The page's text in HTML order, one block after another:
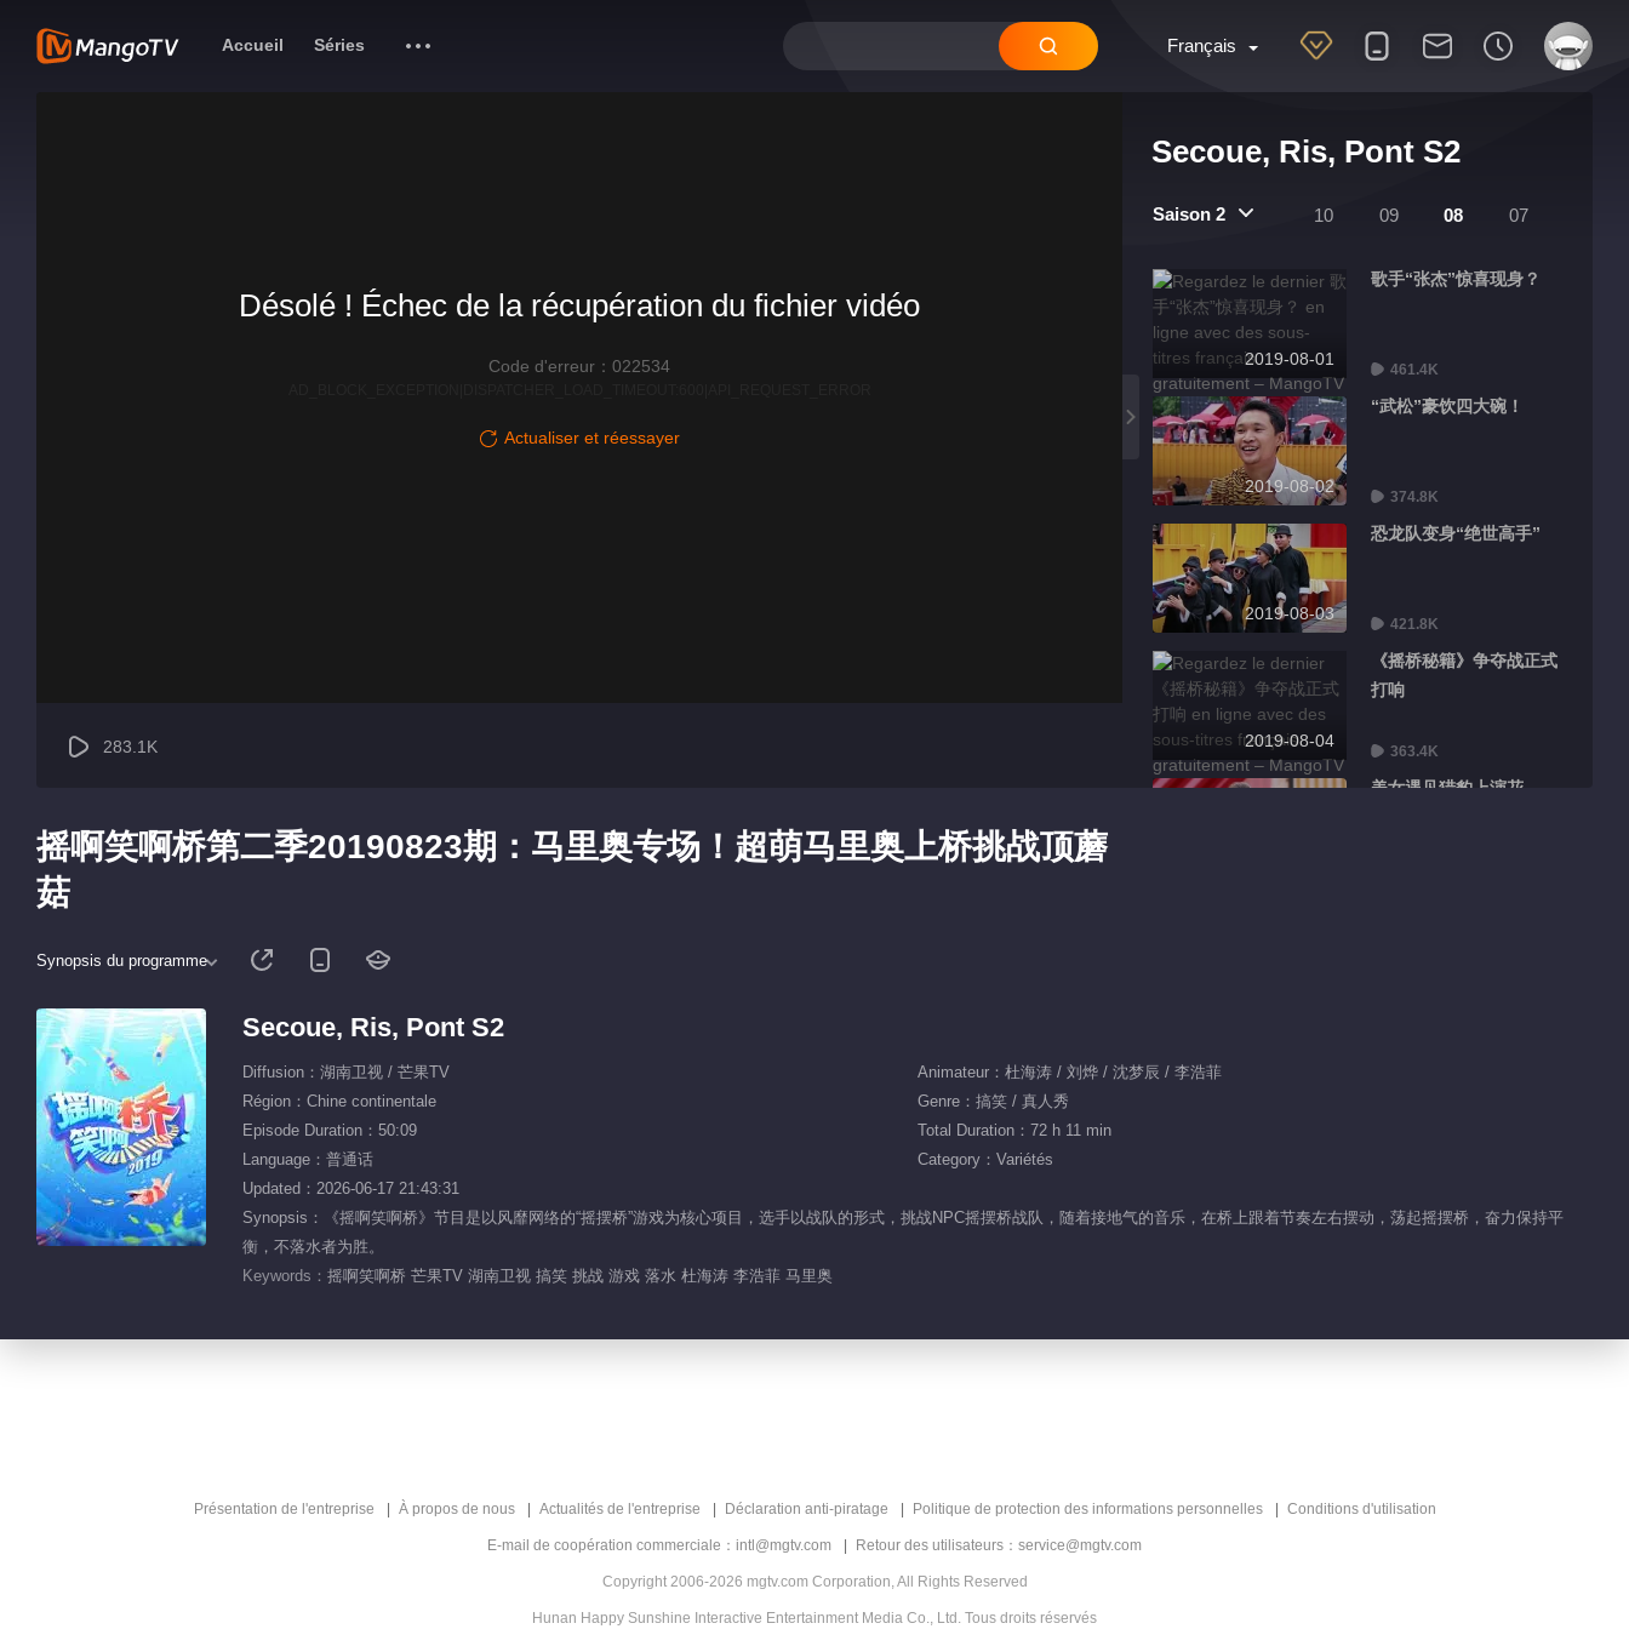
Français
Accueil Séries
Secoue, Ris, Pont S2
Saison 2 10 09 08 07
2019-08-01
歌手“张杰”惊喜现身？
461.4K
2019-08-02
“武松”豪饮四大碗！
374.8K
2019-08-03
恐龙队变身“绝世高手”
421.8K
2019-08-04
《摇桥秘籍》争夺战正式
打响
363.4K
美女遇见猎豹上演花
2019-08-10
404.7K
Désolé ! Échec de la récupération du fichier vidéo
Code d'erreur：022534
Actualiser et réessayer
283.1K
摇啊笑啊桥第二季20190823期：马里奥专场！超萌马里奥上桥挑战顶蘑
菇
Synopsis du programme
Secoue, Ris, Pont S2
Diffusion：湖南卫视 / 芒果TV
Animateur：杜海涛 / 刘烨 / 沈梦辰 / 李浩菲
Région：Chine continentale
Genre：搞笑 / 真人秀
Episode Duration：50:09
Total Duration：72 h 11 min
Language：普通话
Category：Variétés
Updated：2026-06-17 21:43:31
Synopsis：《摇啊笑啊桥》节目是以风靡网络的“摇摆桥”游戏为核心项目，选手以战队的形式，挑战NPC摇摆桥战队，随着接地气的音乐，在桥上跟着节奏左右摆动，荡起摇摆桥，奋力保持平
衡，不落水者为胜。
Keywords： 摇啊笑啊桥 芒果TV 湖南卫视 搞笑 挑战 游戏 落水 杜海涛 李浩菲 马里奥
Présentation de l'entreprise À propos de nous Actualités de l'entreprise Déclaration anti-piratage Politique de protection des informations personnelles Conditions d'utilisation
E-mail de coopération commerciale：intl@mgtv.com Retour des utilisateurs：service@mgtv.com
Copyright 2006-2026 mgtv.com Corporation, All Rights Reserved
Hunan Happy Sunshine Interactive Entertainment Media Co., Ltd. Tous droits réservés